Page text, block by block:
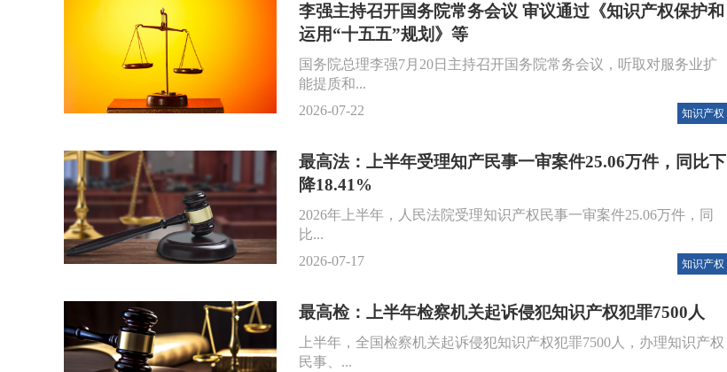
李强主持召开国务院常务会议 审议通过《知识产权保护和
运用“十五五”规划》等
国务院总理李强7月20日主持召开国务院常务会议，听取对服务业扩
能提质和...
2026-07-22
知识产权
最高法：上半年受理知产民事一审案件25.06万件，同比下
降18.41%
2026年上半年，人民法院受理知识产权民事一审案件25.06万件，同
比...
2026-07-17
知识产权
最高检：上半年检察机关起诉侵犯知识产权犯罪7500人
上半年，全国检察机关起诉侵犯知识产权犯罪7500人，办理知识产权
民事、...